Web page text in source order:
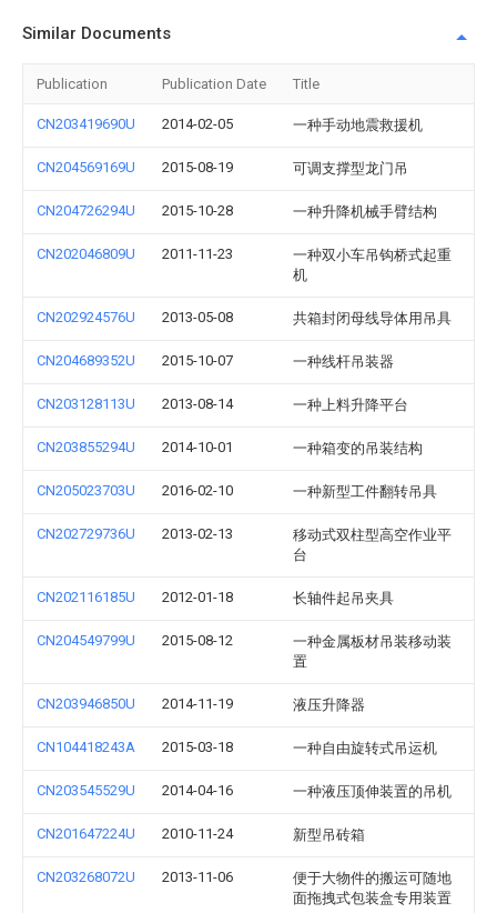
Similar Documents
Publication Publication Date Title
CN203419690U 2014-02-05 一种手动地震救援机
CN204569169U 2015-08-19 可调支撑型龙门吊
CN204726294U 2015-10-28 一种升降机械手臂结构
CN202046809U 2011-11-23
一种双小车吊钩桥式起重
机
CN202924576U 2013-05-08 共箱封闭母线导体用吊具
CN204689352U 2015-10-07 一种线杆吊装器
CN203128113U 2013-08-14 一种上料升降平台
CN203855294U 2014-10-01 一种箱变的吊装结构
CN205023703U 2016-02-10 一种新型工件翻转吊具
CN202729736U 2013-02-13
移动式双柱型高空作业平
台
CN202116185U 2012-01-18 长轴件起吊夹具
CN204549799U 2015-08-12
一种金属板材吊装移动装
置
CN203946850U 2014-11-19 液压升降器
CN104418243A 2015-03-18 一种自由旋转式吊运机
CN203545529U 2014-04-16 一种液压顶伸装置的吊机
CN201647224U 2010-11-24 新型吊砖箱
CN203268072U 2013-11-06
便于大物件的搬运可随地
面拖拽式包装盒专用装置